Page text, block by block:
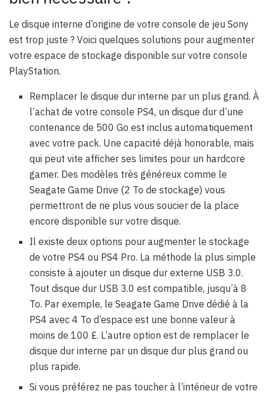
Le disque interne d’origine de votre console de jeu Sony
est trop juste ? Voici quelques solutions pour augmenter
votre espace de stockage disponible sur votre console
PlayStation.
Remplacer le disque dur interne par un plus grand. À
l’achat de votre console PS4, un disque dur d’une
contenance de 500 Go est inclus automatiquement
avec votre pack. Une capacité déjà honorable, mais
qui peut vite afficher ses limites pour un hardcore
gamer. Des modèles très généreux comme le
Seagate Game Drive (2 To de stockage) vous
permettront de ne plus vous soucier de la place
encore disponible sur votre disque.
Il existe deux options pour augmenter le stockage
de votre PS4 ou PS4 Pro. La méthode la plus simple
consiste à ajouter un disque dur externe USB 3.0.
Tout disque dur USB 3.0 est compatible, jusqu’à 8
To. Par exemple, le Seagate Game Drive dédié à la
PS4 avec 4 To d’espace est une bonne valeur à
moins de 100 £. L’autre option est de remplacer le
disque dur interne par un disque dur plus grand ou
plus rapide.
Si vous préférez ne pas toucher à l’intérieur de votre